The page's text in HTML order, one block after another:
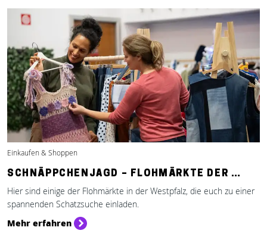
Einkaufen & Shoppen
SCHNÄPPCHENJAGD – FLOHMÄRKTE DER …
Hier sind einige der Flohmärkte in der Westpfalz, die euch zu einer
spannenden Schatzsuche einladen.
Mehr erfahren